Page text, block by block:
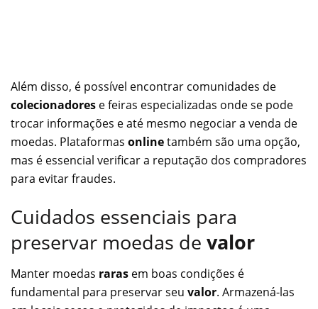
Além disso, é possível encontrar comunidades de
colecionadores e feiras especializadas onde se pode
trocar informações e até mesmo negociar a venda de
moedas. Plataformas onlinetambém são uma opção,
mas é essencial verificar a reputação dos compradores
para evitar fraudes.
Cuidados essenciais para
preservar moedas de valor
Manter moedas raras em boas condições é
fundamental para preservar seu valor. Armazená-las